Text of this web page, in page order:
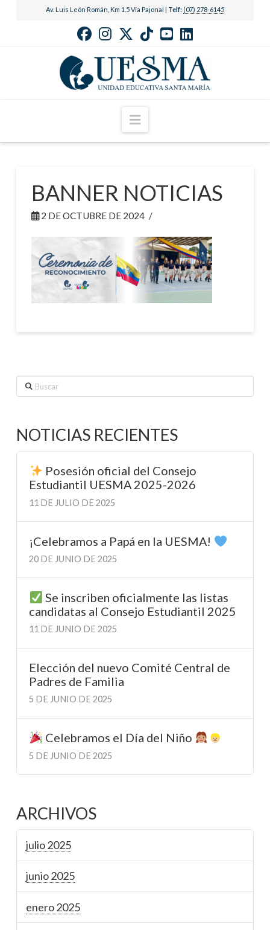
Av. Luis León Román, Km 1.5 Vía Pajonal | Telf: (07) 278-6145
Navigation
BANNER NOTICIAS
2 DE OCTUBRE DE 2024
Buscar
NOTICIAS RECIENTES
Posesión oficial del Consejo
Estudiantil UESMA 2025-2026
11 DE JULIO DE 2025
¡Celebramos a Papá en la UESMA!
20 DE JUNIO DE 2025
Se inscriben oficialmente las listas
candidatas al Consejo Estudiantil 2025
11 DE JUNIO DE 2025
Elección del nuevo Comité Central de
Padres de Familia
5 DE JUNIO DE 2025
Celebramos el Día del Niño
5 DE JUNIO DE 2025
ARCHIVOS
julio 2025
junio 2025
enero 2025